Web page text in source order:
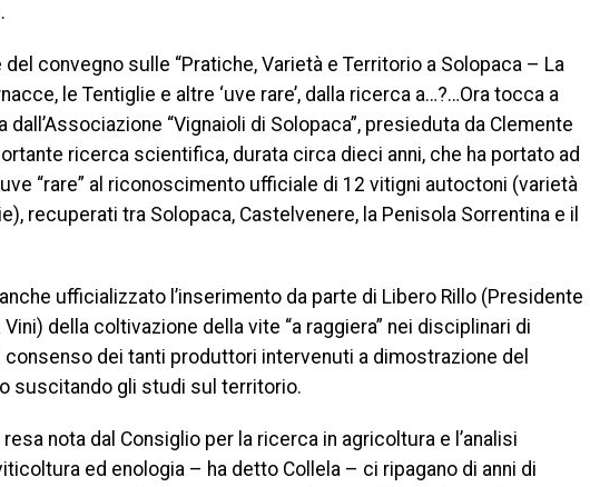
del convegno sulle “Pratiche, Varietà e Territorio a Solopaca – La
le Tentiglie e altre ‘uve rare’, dalla ricerca a…?…Ora tocca a
dall’Associazione “Vignaioli di Solopaca”, presieduta da Clemente
ricerca scientifica, durata circa dieci anni, che ha portato ad
“rare” al riconoscimento ufficiale di 12 vitigni autoctoni (varietà
recuperati tra Solopaca, Castelvenere, la Penisola Sorrentina e il
ufficializzato l’inserimento da parte di Libero Rillo (Presidente
della coltivazione della vite “a raggiera” nei disciplinari di
dei tanti produttori intervenuti a dimostrazione del
suscitando gli studi sul territorio.
nota dal Consiglio per la ricerca in agricoltura e l’analisi
ed enologia – ha detto Collela – ci ripagano di anni di